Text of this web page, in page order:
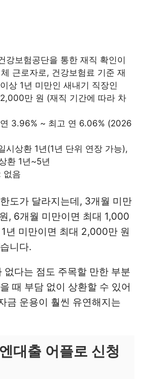
강보험공단을 통한 재직 확인이
근로자로, 건강보험료 기준 재
상 1년 미만인 새내기 직장인
만 원 (재직 기간에 따라 차
3.96% ~ 최고 연 6.06% (2026
시상환 1년(1년 단위 연장 가능),
환 1년~5년
없음
도가 달라지는데, 3개월 미만
, 6개월 미만이면 최대 1,000
년 미만이면 최대 2,000만 원
니다.
없다는 점도 주목할 만한 부분
때 부담 없이 상환할 수 있어
금 운용이 훨씬 유연해지는
대출 어플로 신청